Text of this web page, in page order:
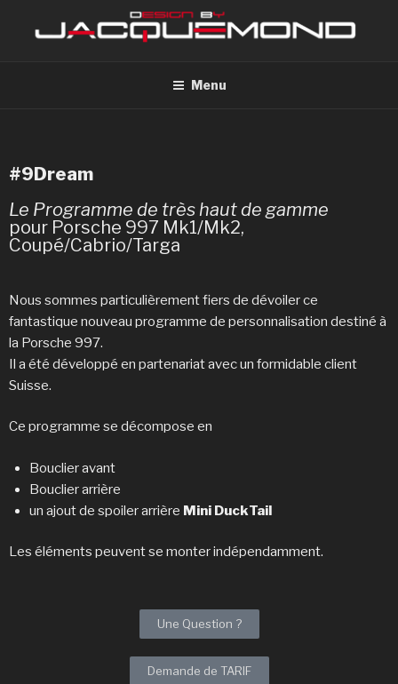
Menu
#9Dream
Le Programme de très haut de gamme
pour Porsche 997 Mk1/Mk2,
Coupé/Cabrio/Targa
Nous sommes particulièrement fiers de dévoiler ce
fantastique nouveau programme de personnalisation destiné à
la Porsche 997.
Il a été développé en partenariat avec un formidable client
Suisse.
Ce programme se décompose en
Bouclier avant
Bouclier arrière
un ajout de spoiler arrière Mini DuckTail
Les éléments peuvent se monter indépendamment.
Une Question ?
Demande de TARIF